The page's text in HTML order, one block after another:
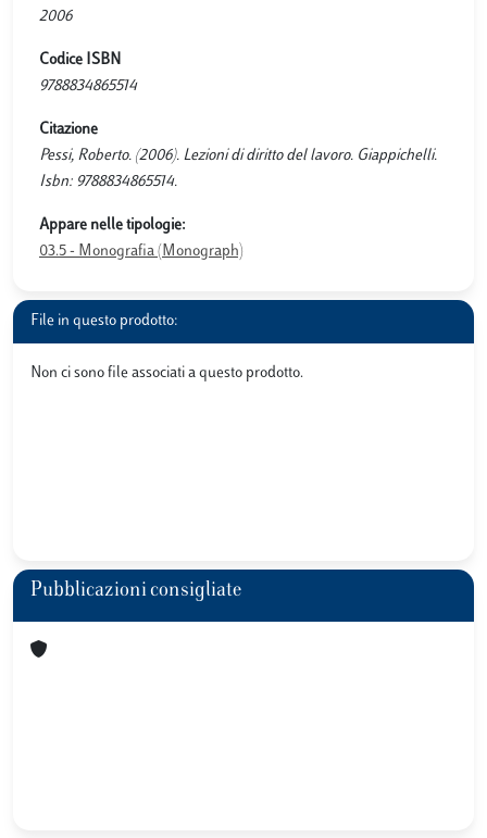
2006
Codice ISBN
9788834865514
Citazione
Pessi, Roberto. (2006). Lezioni di diritto del lavoro. Giappichelli.
Isbn: 9788834865514.
Appare nelle tipologie:
03.5 - Monografia (Monograph)
File in questo prodotto:
Non ci sono file associati a questo prodotto.
Pubblicazioni consigliate